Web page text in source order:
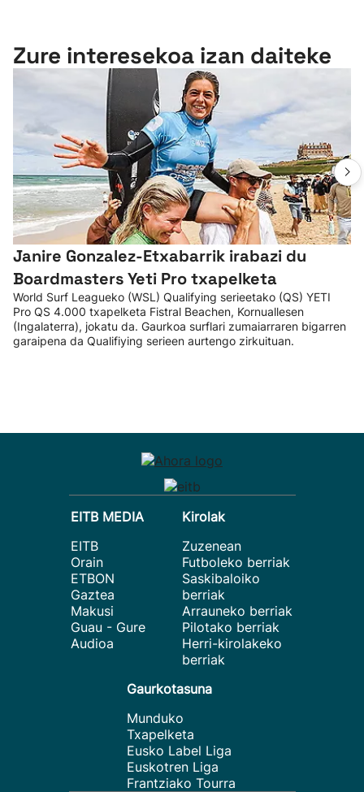
Zure interesekoa izan daiteke
Janire Gonzalez-Etxabarrik irabazi du
Boardmasters Yeti Pro txapelketa
World Surf Leagueko (WSL) Qualifying serieetako (QS) YETI
Pro QS 4.000 txapelketa Fistral Beachen, Kornuallesen
(Ingalaterra), jokatu da. Gaurkoa surflari zumaiarraren bigarren
garaipena da Qualifiying serieen aurtengo zirkuituan.
EITB MEDIA
EITB
Orain
ETBON
Gaztea
Makusi
Guau - Gure
Audioa
Kirolak
Zuzenean
Futboleko berriak
Saskibaloiko
berriak
Arrauneko berriak
Pilotako berriak
Herri-kirolakeko
berriak
Gaurkotasuna
Munduko
Txapelketa
Eusko Label Liga
Euskotren Liga
Frantziako Tourra